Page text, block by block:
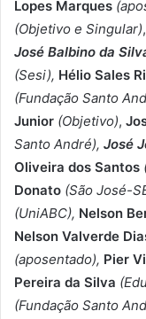
Lopes Marques
(Objetivo e Singular),
José Balbino da
(Sesi), Hélio Sales
(Fundação Santo
Junior (Objetivo),
Santo André), José
Oliveira dos Santos
Donato (São José-
(UniABC), Nelson
Nelson Valverde
(aposentado), Pier
Pereira da Silva
(Fundação Santo